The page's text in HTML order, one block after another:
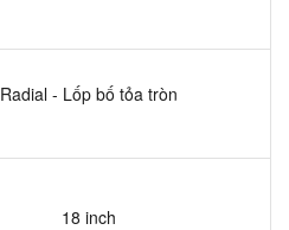
Radial - Lốp bố tỏa tròn
18 inch